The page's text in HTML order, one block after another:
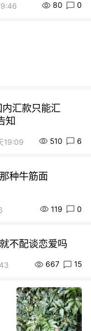
80 0
汇款只能汇
知
19:09 510 6
种牛筋面
119 0
不配谈恋爱吗
667 15